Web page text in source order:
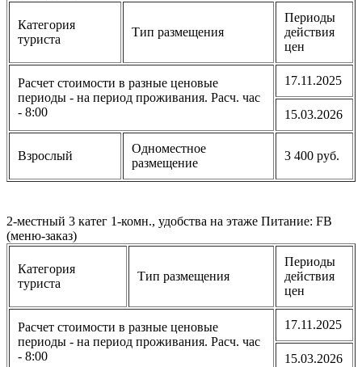
Категория
туриста
Тип размещения
Периоды
действия
цен
Расчет стоимости в разные ценовые
периоды - на период проживания. Расч. час
- 8:00
17.11.2025
15.03.2026
Взрослый
Одноместное
размещение
3 400 руб.
2-местный 3 катег 1-комн., удобства на этаже Питание: FB
(меню-заказ)
Категория
туриста
Тип размещения
Периоды
действия
цен
Расчет стоимости в разные ценовые
периоды - на период проживания. Расч. час
- 8:00
17.11.2025
15.03.2026